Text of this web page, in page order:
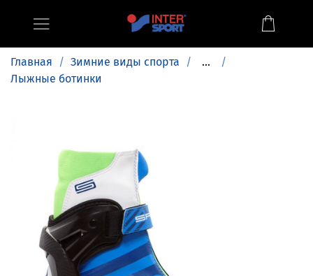
Главная Зимние виды спорта
...
Лыжные ботинки